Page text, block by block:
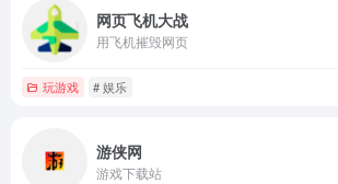
网页飞机大战
用飞机摧毁网页
玩游戏 # 娱乐
游侠网
游戏下载站